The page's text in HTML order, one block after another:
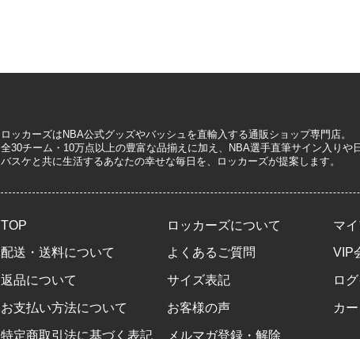
ロッカーズはNBA公式グッズやバッシュを直輸入する通販ショップ専門店。
全30チーム・10万点以上の豊富な品揃えに加え、NBA選手直筆サイン入りや
バスケと共に生活するあなたの幸せな毎日を、ロッカーズが提案します。
TOP
配送・送料について
返品について
お支払い方法について
特定商取引法に基づく表記
ロッカーズについて
よくあるご質問
サイズ表記
お客様の声
メルマガ登録・解除
マ
VIP
ロ
カ